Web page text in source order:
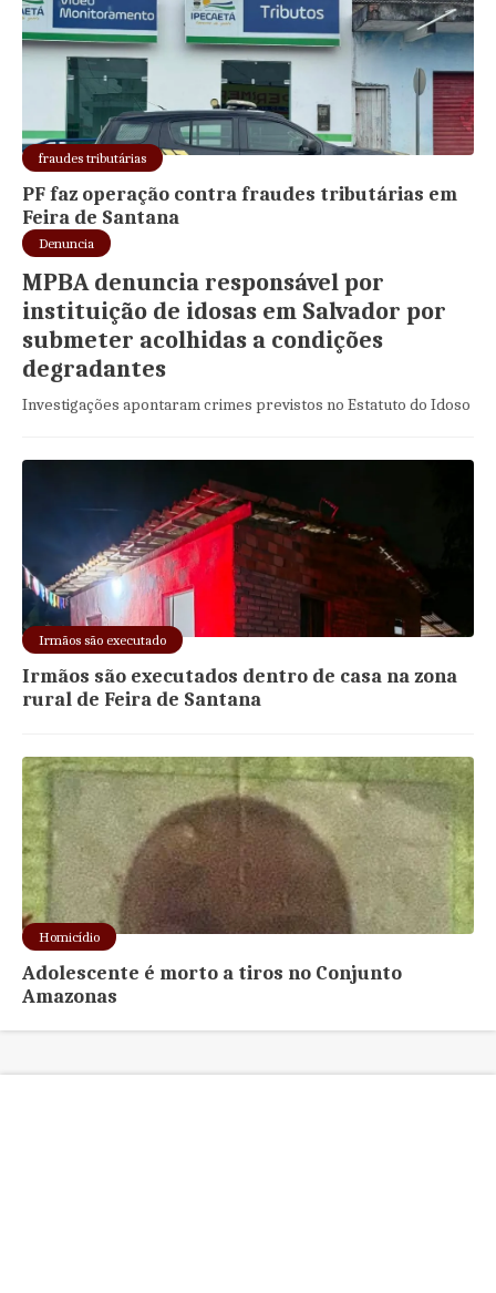
fraudes tributárias
PF faz operação contra fraudes tributárias em
Feira de Santana
Denuncia
MPBA denuncia responsável por
instituição de idosas em Salvador por
submeter acolhidas a condições
degradantes
Investigações apontaram crimes previstos no Estatuto do Idoso
Irmãos são executado
Irmãos são executados dentro de casa na zona
rural de Feira de Santana
Homicídio
Adolescente é morto a tiros no Conjunto
Amazonas